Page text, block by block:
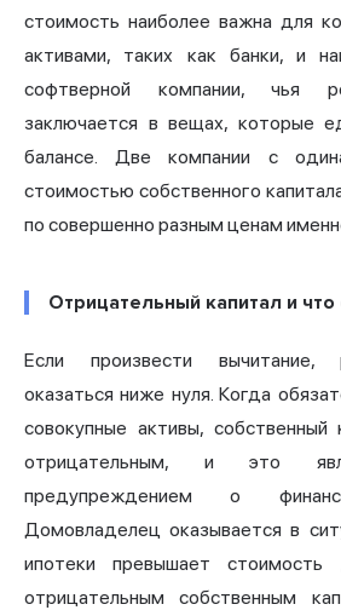
стоимость наиболее важна для
активами, таких как банки, и
софтверной компании, чья
заключается в вещах, которые
балансе. Две компании с
стоимостью собственного
по совершенно разным ценам
Отрицательный капитал и что
Если произвести вычитание,
оказаться ниже нуля. Когда
совокупные активы, собственный
отрицательным, и это
предупреждением о
Домовладелец оказывается в
ипотеки превышает
отрицательным собственным